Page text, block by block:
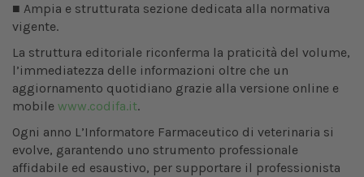
■ Ampia e strutturata sezione dedicata alla normativa
vigente.
La struttura editoriale riconferma la praticità del volume,
l’immediatezza delle informazioni oltre che un
aggiornamento quotidiano grazie alla versione online e
mobile www.codifa.it.
Ogni anno L’Informatore Farmaceutico di veterinaria si
evolve, garantendo uno strumento professionale
affidabile ed esaustivo, per supportare il professionista